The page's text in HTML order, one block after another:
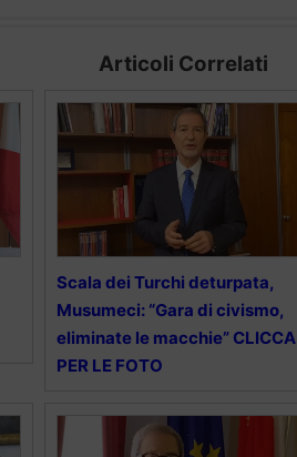
Articoli Correlati
Scala dei Turchi deturpata,
Musumeci: “Gara di civismo,
eliminate le macchie” CLICCA
PER LE FOTO